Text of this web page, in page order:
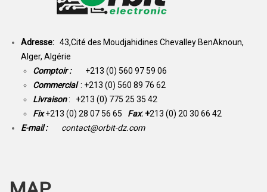
Adresse: 43,Cité des Moudjahidines Chevalley BenAknoun,
Alger, Algérie
Comptoir : +213 (0) 560 97 59 06
Commercial : +213 (0) 560 89 76 62
Livraison: +213 (0) 775 25 35 42
Fix +213 (0) 28 07 56 65 Fax: +213 (0) 20 30 66 42
E-mail :
contact@orbit-dz.com